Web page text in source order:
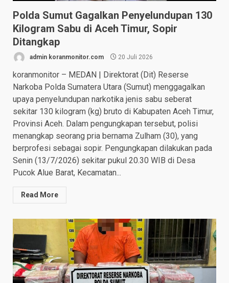
Polda Sumut Gagalkan Penyelundupan 130
Kilogram Sabu di Aceh Timur, Sopir
Ditangkap
admin koranmonitor.com 20 Juli 2026
koranmonitor – MEDAN | Direktorat (Dit) Reserse
Narkoba Polda Sumatera Utara (Sumut) menggagalkan
upaya penyelundupan narkotika jenis sabu seberat
sekitar 130 kilogram (kg) bruto di Kabupaten Aceh Timur,
Provinsi Aceh. Dalam pengungkapan tersebut, polisi
menangkap seorang pria bernama Zulham (30), yang
berprofesi sebagai sopir. Pengungkapan dilakukan pada
Senin (13/7/2026) sekitar pukul 20.30 WIB di Desa
Pucok Alue Barat, Kecamatan...
Read More